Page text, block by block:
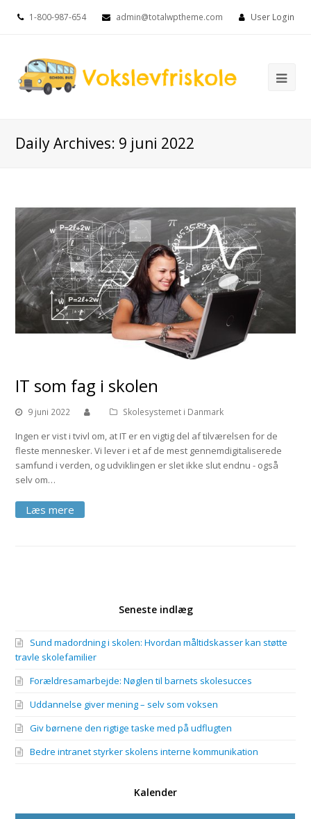
1-800-987-654 admin@totalwptheme.com User Login
Daily Archives: 9 juni 2022
IT som fag i skolen
9 juni 2022 Skolesystemet i Danmark
Ingen er vist i tvivl om, at IT er en vigtig del af tilværelsen for de
fleste mennesker. Vi lever i et af de mest gennemdigitaliserede
samfund i verden, og udviklingen er slet ikke slut endnu - også
selv om…
Seneste indlæg
Sund madordning i skolen: Hvordan måltidskasser kan støtte
travle skolefamilier
Forældresamarbejde: Nøglen til barnets skolesucces
Uddannelse giver mening – selv som voksen
Giv børnene den rigtige taske med på udflugten
Bedre intranet styrker skolens interne kommunikation
Kalender